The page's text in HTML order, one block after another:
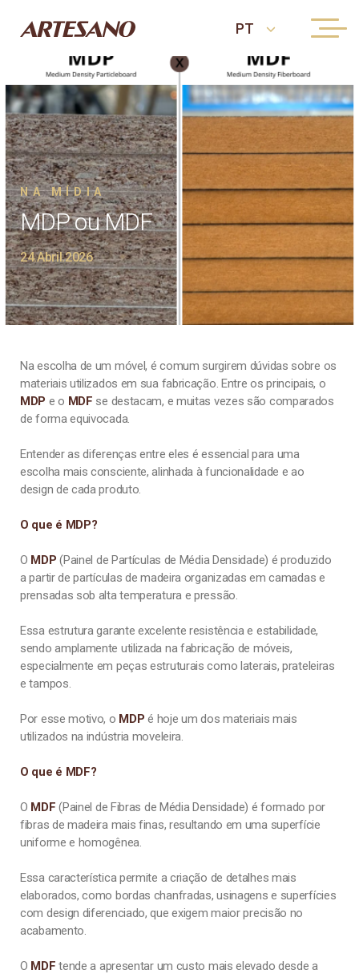
NA MÍDIA
MDP ou MDF
24.Abril.2026
Na escolha de um móvel, é comum surgirem dúvidas sobre os
materiais utilizados em sua fabricação. Entre os principais, o
MDP e o MDF se destacam, e muitas vezes são comparados
de forma equivocada.
Entender as diferenças entre eles é essencial para uma
escolha mais consciente, alinhada à funcionalidade e ao
design de cada produto.
O que é MDP?
O MDP (Painel de Partículas de Média Densidade) é produzido
a partir de partículas de madeira organizadas em camadas e
prensadas sob alta temperatura e pressão.
Essa estrutura garante excelente resistência e estabilidade,
sendo amplamente utilizada na fabricação de móveis,
especialmente em peças estruturais como laterais, prateleiras
e tampos.
Por esse motivo, o MDP é hoje um dos materiais mais
utilizados na indústria moveleira.
O que é MDF?
O MDF (Painel de Fibras de Média Densidade) é formado por
fibras de madeira mais finas, resultando em uma superfície
uniforme e homogênea.
Essa característica permite a criação de detalhes mais
elaborados, como bordas chanfradas, usinagens e superfícies
com design diferenciado, que exigem maior precisão no
acabamento.
O MDF tende a apresentar um custo mais elevado desde a